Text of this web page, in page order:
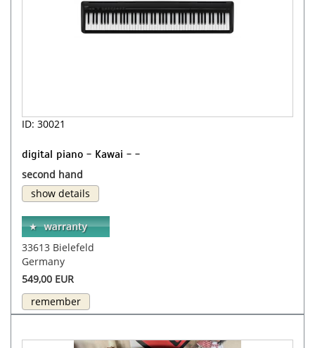
ID: 30021
digital piano - Kawai - -
second hand
show details
33613 Bielefeld
Germany
549,00 EUR
remember